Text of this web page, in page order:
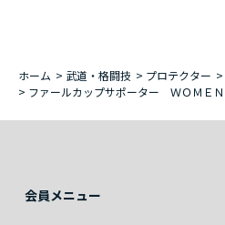
ホーム > 武道・格闘技 > プロテクター >
> ファールカップサポーター ＷＯＭＥＮ
会員メニュー